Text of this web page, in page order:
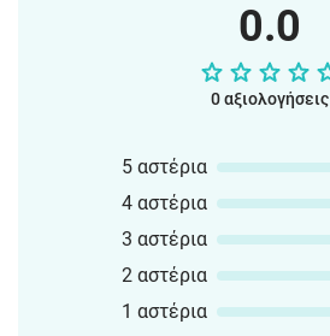
0.0
0 αξιολογήσεις
5 αστέρια
4 αστέρια
3 αστέρια
2 αστέρια
1 αστέρια